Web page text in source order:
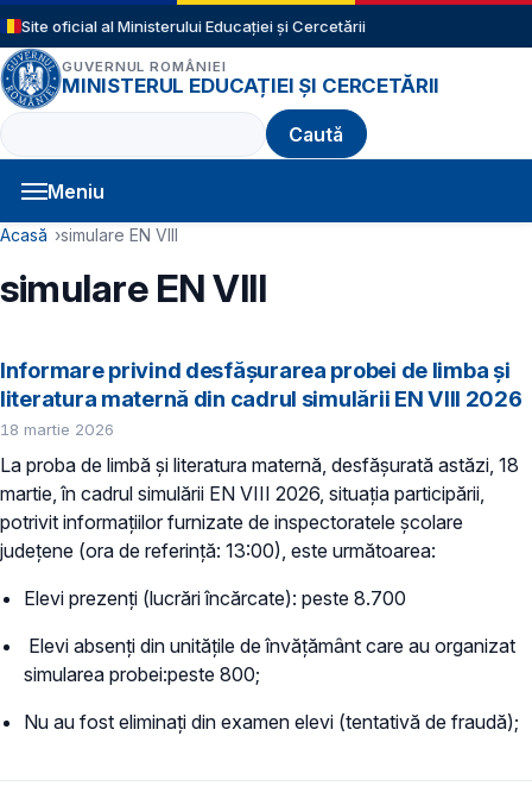
Sari la conținutul principal
Site oficial al Ministerului Educației și Cercetării
GUVERNUL ROMÂNIEI
MINISTERUL EDUCAȚIEI ȘI CERCETĂRII
Caută
Meniu
Navigație principală
Cale de navigare
Acasă simulare EN VIII
simulare EN VIII
Informare privind desfășurarea probei de limba și
literatura maternă din cadrul simulării EN VIII 2026
18 martie 2026
La proba de limbă și literatura maternă, desfășurată astăzi, 18
martie, în cadrul simulării EN VIII 2026, situația participării,
potrivit informațiilor furnizate de inspectoratele școlare
județene (ora de referință: 13:00), este următoarea:
Elevi prezenți (lucrări încărcate): peste 8.700
Elevi absenți din unitățile de învățământ care au organizat
simularea probei:peste 800;
Nu au fost eliminați din examen elevi (tentativă de fraudă);